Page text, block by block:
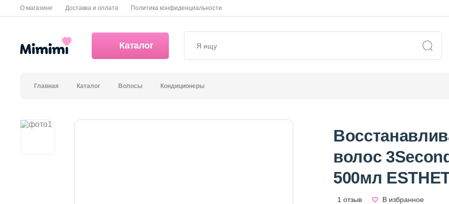
О магазине Доставка и оплата Политика конфиденциальности
Каталог
Главная Каталог Волосы Кондиционеры
волос
500мл
1 отзыв В избранное